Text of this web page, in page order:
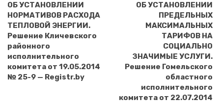
ОБ УСТАНОВЛЕНИИ
НОРМАТИВОВ РАСХОДА
ТЕПЛОВОЙ ЭНЕРГИИ.
Решение Кличевского
районного
исполнительного
комитета от 19.05.2014
№ 25-9 — Registr.by
ОБ УСТАНОВЛЕНИИ
ПРЕДЕЛЬНЫХ
МАКСИМАЛЬНЫХ
ТАРИФОВ НА
СОЦИАЛЬНО
ЗНАЧИМЫЕ УСЛУГИ.
Решение Гомельского
областного
исполнительного
комитета от 22.07.2014